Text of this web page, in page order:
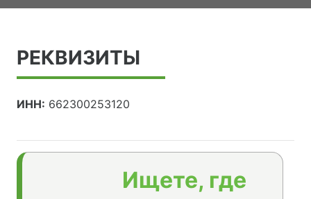
РЕКВИЗИТЫ
ИНН: 662300253120
Ищете, где